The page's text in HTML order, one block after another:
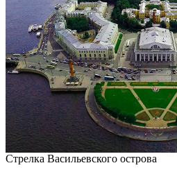
Стрелка Васильевского острова